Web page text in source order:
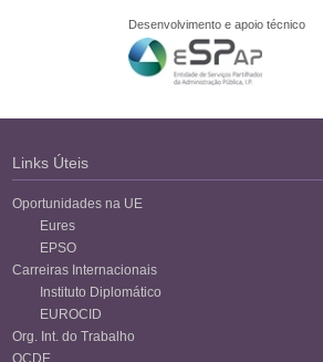
Desenvolvimento e apoio técnico
Links Úteis
Oportunidades na UE
Eures
EPSO
Carreiras Internacionais
Instituto Diplomático
EUROCID
Org. Int. do Trabalho
OCDE